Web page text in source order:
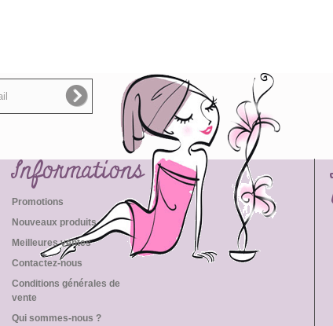
Informations
Promotions
Nouveaux produits
Meilleures ventes
Contactez-nous
Conditions générales de
vente
Qui sommes-nous ?